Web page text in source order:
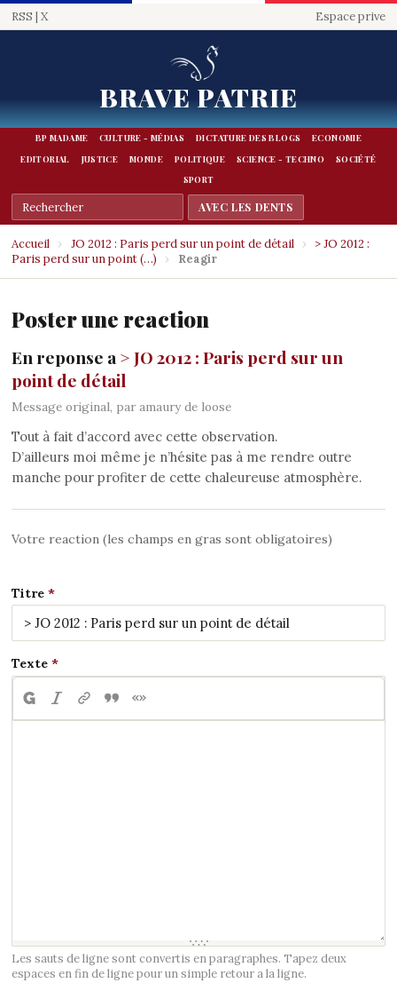
RSS | X Espace prive
BRAVE PATRIE
BP MADAME CULTURE - MÉDIAS DICTATURE DES BLOGS
ECONOMIE
EDITORIAL
JUSTICE MONDE POLITIQUE SCIENCE - TECHNO
SOCIÉTÉ
SPORT
Accueil › JO 2012 : Paris perd sur un point de détail ›
> JO 2012 :
Paris perd sur un point (…)
› Reagir
Poster une reaction
En reponse a > JO 2012 : Paris perd sur un
point de détail
Message original, par amaury de loose
Tout à fait d’accord avec cette observation.
D’ailleurs moi même je n’hésite pas à me rendre outre
manche pour profiter de cette chaleureuse atmosphère.
Votre reaction (les champs en gras sont obligatoires)
Titre
Texte
Les sauts de ligne sont convertis en paragraphes. Tapez deux
espaces en fin de ligne pour un simple retour a la ligne.